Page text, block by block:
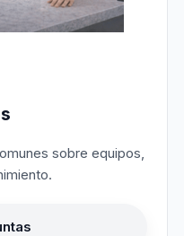
sobre equipos,